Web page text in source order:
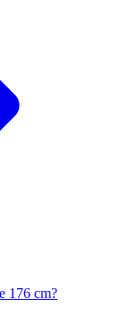
176 cm?